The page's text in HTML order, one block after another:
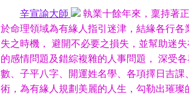
辛宣諭大師
執業十餘年來，稟持著
於命理領域為有緣人指引迷津，結緣各行
失之時機， 避開不必要之損失，並幫助迷
的感情問題及錯綜複雜的人事問題， 深受
數、子平八字、開運姓名學、各項擇日吉課
術，為有緣人規劃美麗的人生，勾勒出璀璨